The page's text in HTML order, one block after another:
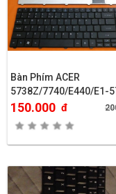
Bàn Phím ACER
5738Z/7740/E440/E1-
150.000 đ